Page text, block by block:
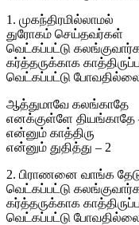
1. முகந்திரமில்லாமல்
துரோகம் செய்தவர்கள்
வெட்கப்பட்டு
கர்த்தருக்காக
வெட்கப்பட்டு
ஆத்துமாவே கலங்காதே
எனக்குள்ளே தியங்காதே
என்னும் காத்திரு
என்னும் துதித்து – 2
2. பிராணனை வாங்க
வெட்கப்பட்டு
கர்த்தருக்காக
வெட்கப்பட்டு